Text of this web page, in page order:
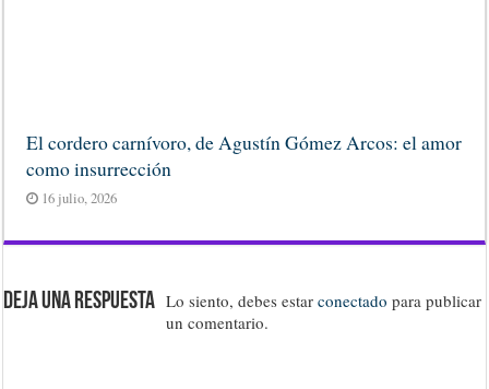
El cordero carnívoro, de Agustín Gómez Arcos: el amor
como insurrección
16 julio, 2026
Deja una respuesta Lo siento, debes estarconectado para publicar
un comentario.